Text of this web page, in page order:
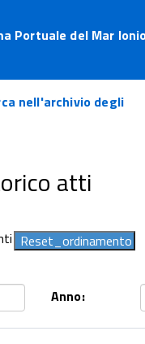
Portuale del Mar
nell'archivio degli
atti
Anno: